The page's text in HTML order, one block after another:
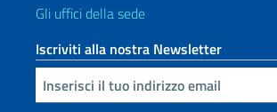
Gli uffici della sede
Iscriviti alla nostra Newsletter
Inserisci la tua email